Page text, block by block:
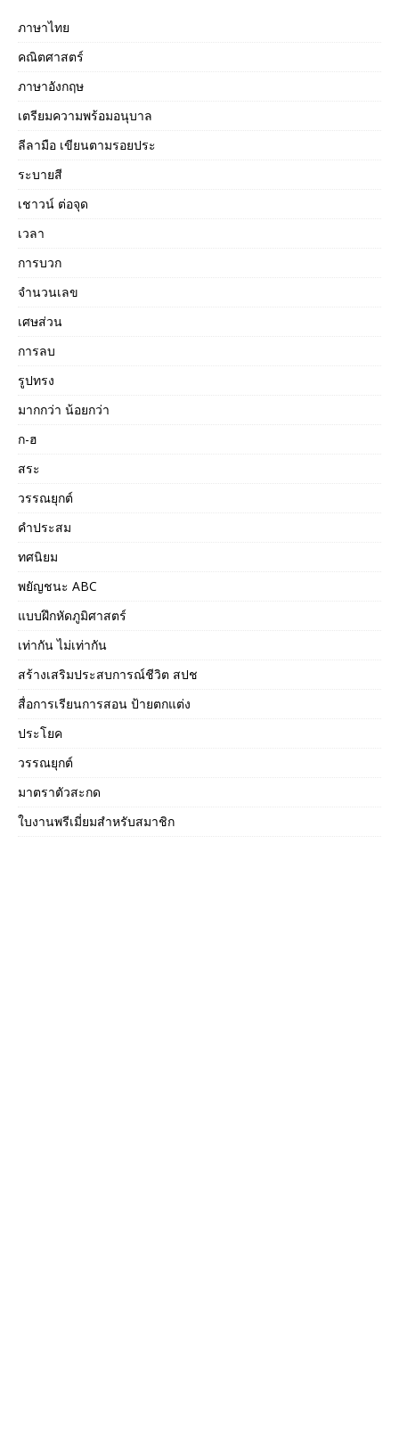
ภาษาไทย
คณิตศาสตร์
ภาษาอังกฤษ
เตรียมความพร้อมอนุบาล
ลีลามือ เขียนตามรอยประ
ระบายสี
เชาวน์ ต่อจุด
เวลา
การบวก
จำนวนเลข
เศษส่วน
การลบ
รูปทรง
มากกว่า น้อยกว่า
ก-ฮ
สระ
วรรณยุกต์
คำประสม
ทศนิยม
พยัญชนะ ABC
แบบฝึกหัดภูมิศาสตร์
เท่ากัน ไม่เท่ากัน
สร้างเสริมประสบการณ์ชีวิต สปช
สื่อการเรียนการสอน ป้ายตกแต่ง
ประโยค
วรรณยุกต์
มาตราตัวสะกด
ใบงานพรีเมี่ยมสำหรับสมาชิก